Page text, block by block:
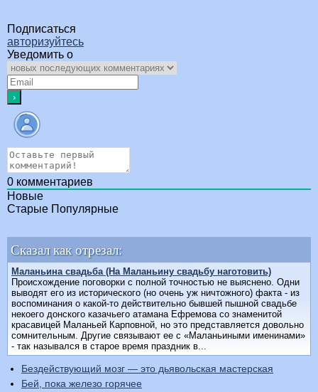
Подписаться
авторизуйтесь
Уведомить о
0 комментариев
Новые
Старые Популярные
Сказал как отрезал:
Маланьина свадьба (На Маланьину свадьбу наготовить)
Происхождение поговорки с полной точностью не выяснено. Одни
выводят его из исторического (но очень уж ничтожного) факта - из
воспоминания о какой-то действительно бывшей пышной свадьбе
некоего донского казачьего атамана Ефремова со знаменитой
красавицей Маланьей Карповной, но это представляется довольно
сомнительным. Другие связывают ее с «Маланьиными именинами»
- так назывался в старое время праздник в...
Бездействующий мозг — это дьявольская мастерская
Бей, пока железо горячее